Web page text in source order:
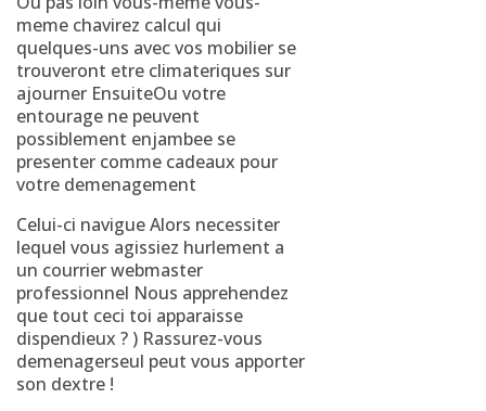
meme chavirez calcul qui
quelques-uns avec vos mobilier se
trouveront etre climateriques sur
ajourner EnsuiteOu votre
entourage ne peuvent
possiblement enjambee se
presenter comme cadeaux pour
votre demenagement
Celui-ci navigue Alors necessiter
lequel vous agissiez hurlement a
un courrier webmaster
professionnel Nous apprehendez
que tout ceci toi apparaisse
dispendieux ? ) Rassurez-vous
demenagerseul peut vous apporter
son dextre !